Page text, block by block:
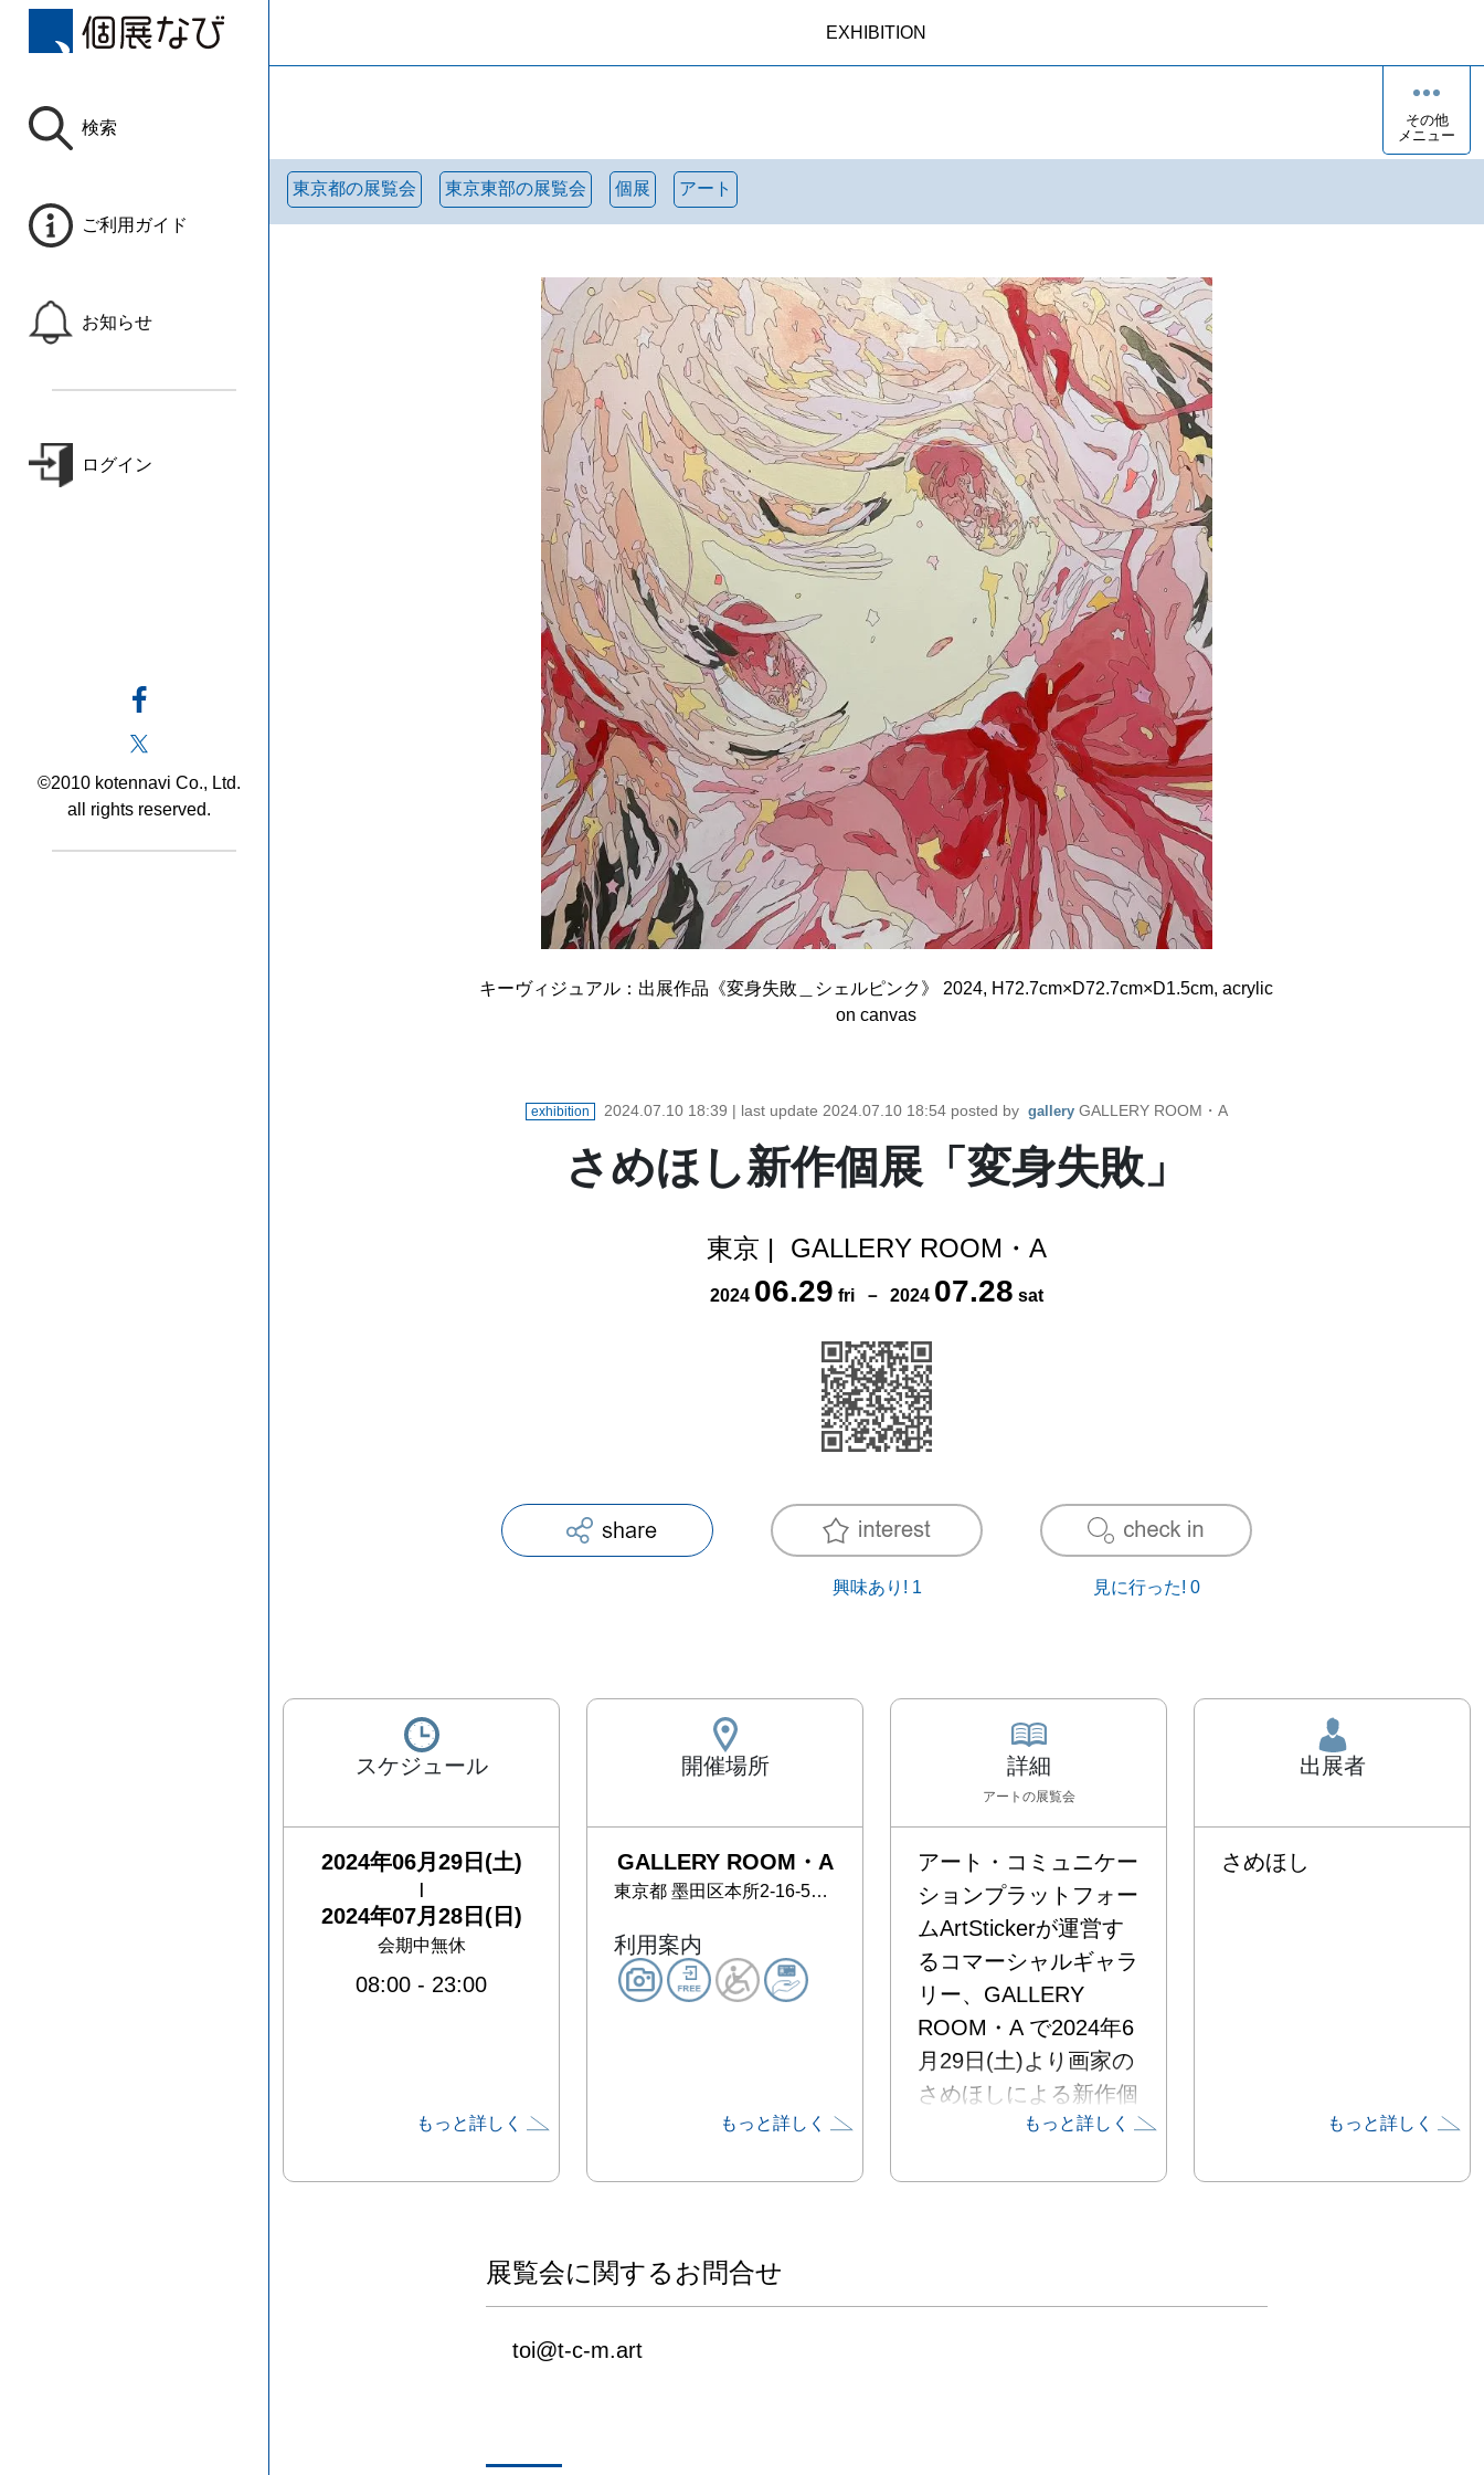
検索
ご利用ガイド
お知らせ
ログイン
©2010 kotennavi Co., Ltd.
all rights reserved.
EXHIBITION
その他
メニュー
東京都の展覧会 東京東部の展覧会 個展 アート
キーヴィジュアル：出展作品《変身失敗＿シェルピンク》 2024, H72.7cm×D72.7cm×D1.5cm, acrylic
on canvas
exhibition 2024.07.10 18:39 | last update 2024.07.10 18:54 posted by gallery GALLERY ROOM・A
さめほし新作個展「変身失敗」
東京 | GALLERY ROOM・A
2024 06.29 fri － 2024 07.28 sat
興味あり! 1 見に行った! 0
スケジュール
2024年06月29日(土)
2024年07月28日(日)
会期中無休
08:00 - 23:00
もっと詳しく
開催場所
GALLERY ROOM・A
東京都 墨田区本所2-16-5 KAIKA 東京 by THE SHARE HOTELS 1F STORAGE 1
利用案内
もっと詳しく
詳細
アート の展覧会
アート・コミュニケー
ションプラットフォー
ムArtStickerが運営す
るコマーシャルギャラ
リー、GALLERY
ROOM・A で2024年6
月29日(土)より画家の
さめほしによる新作個
展「変身失敗」を開催
もっと詳しく
出展者
さめほし
もっと詳しく
展覧会に関するお問合せ
toi@t-c-m.art